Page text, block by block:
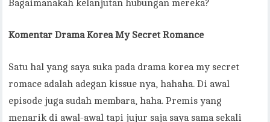
Bagaimanakah kelanjutan hubungan mereka?
Komentar Drama Korea My Secret Romance
Satu hal yang saya suka pada drama korea my secret
romace adalah adegan kissue nya, hahaha. Di awal
episode juga sudah membara, haha. Premis yang
menarik di awal-awal tapi jujur saja saya sama sekali